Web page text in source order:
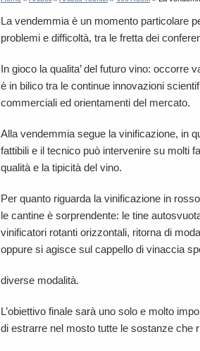
La vendemmia è un momento particolare
problemi e difficoltà, tra le fretta dei
In gioco la qualita’ del futuro vino: occorre
è in bilico tra le continue innovazioni
commerciali ed orientamenti del mercato.
Alla vendemmia segue la vinificazione, in
fattibili e il tecnico può intervenire su molti
qualità e la tipicità del vino.
Per quanto riguarda la vinificazione in
le cantine è sorprendente: le tine
vinificatori rotanti orizzontali, ritorna di
oppure si agisce sul cappello di vinaccia
diverse modalità.
L’obiettivo finale sarà uno solo e molto
di estrarre nel mosto tutte le sostanze che